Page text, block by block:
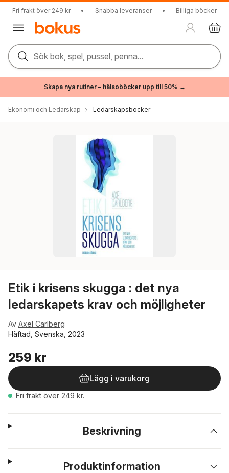
Fri frakt över 249 kr • Snabba leveranser • Billiga böcker
Sök bok, spel, pussel, penna...
Skapa nya rutiner – hälsoböcker upp till 50% →
Ekonomi och Ledarskap Ledarskapsböcker
Etik i krisens skugga : det nya
ledarskapets krav och möjligheter
Av Axel Carlberg
Häftad, Svenska, 2023
259 kr
Lägg i varukorg
. Fri frakt över 249 kr.
Beskrivning
Produktinformation